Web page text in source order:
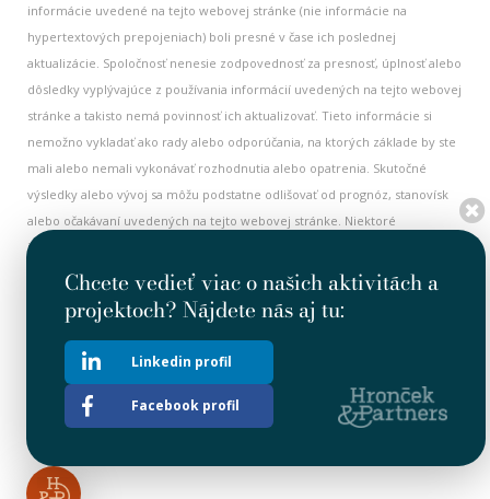
informácie uvedené na tejto webovej stránke (nie informácie na
hypertextových prepojeniach) boli presné v čase ich poslednej
aktualizácie. Spoločnosť nenesie zodpovednosť za presnosť, úplnosť alebo
dôsledky vyplývajúce z používania informácií uvedených na tejto webovej
stránke a takisto nemá povinnosť ich aktualizovať. Tieto informácie si
nemožno vykladať ako rady alebo odporúčania, na ktorých základe by ste
mali alebo nemali vykonávať rozhodnutia alebo opatrenia. Skutočné
výsledky alebo vývoj sa môžu podstatne odlišovať od prognóz, stanovísk
alebo očakávaní uvedených na tejto webovej stránke. Niektoré
informácie na tejto webovej stránke majú historický charakter a nemusia
byť aktuálne. Všetky historické informácie je nutné považovať za aktuálne
v dátume ich prvého zverejnenia. Nič na tejto webovej stránke si
nemožno vykladať ako výzvu alebo ponuku na investovanie alebo
obchodovanie s cennými papiermi Spoločnosti. Táto webová stránka
obsahuje aj hypertextové prepojenia na iné webové stránky. Spoločnosť
nemá pod kontrolou a nenesie žiadnu zodpovednosť za akékoľvek
informácie alebo stanoviská uvedené na iných webových stránkach.
Chcete vedieť viac o našich aktivitách a
projektoch? Nájdete nás aj tu:
Linkedin profil
Facebook profil